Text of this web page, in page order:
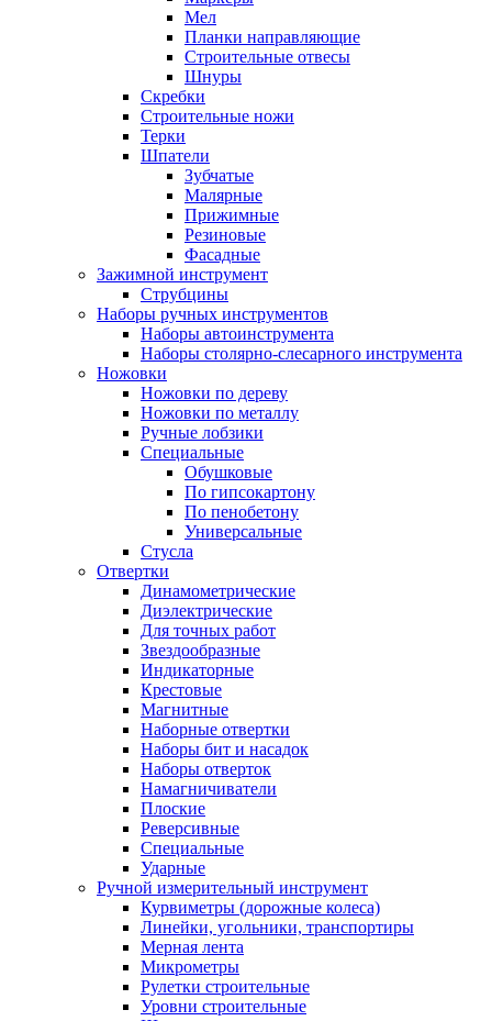
Мел
Планки направляющие
Строительные отвесы
Шнуры
Скребки
Строительные ножи
Терки
Шпатели
Зубчатые
Малярные
Прижимные
Резиновые
Фасадные
Зажимной инструмент
Струбцины
Наборы ручных инструментов
Наборы автоинструмента
Наборы столярно-слесарного инструмента
Ножовки
Ножовки по дереву
Ножовки по металлу
Ручные лобзики
Специальные
Обушковые
По гипсокартону
По пенобетону
Универсальные
Стусла
Отвертки
Динамометрические
Диэлектрические
Для точных работ
Звездообразные
Индикаторные
Крестовые
Магнитные
Наборные отвертки
Наборы бит и насадок
Наборы отверток
Намагничиватели
Плоские
Реверсивные
Специальные
Ударные
Ручной измерительный инструмент
Курвиметры (дорожные колеса)
Линейки, угольники, транспортиры
Мерная лента
Микрометры
Рулетки строительные
Уровни строительные